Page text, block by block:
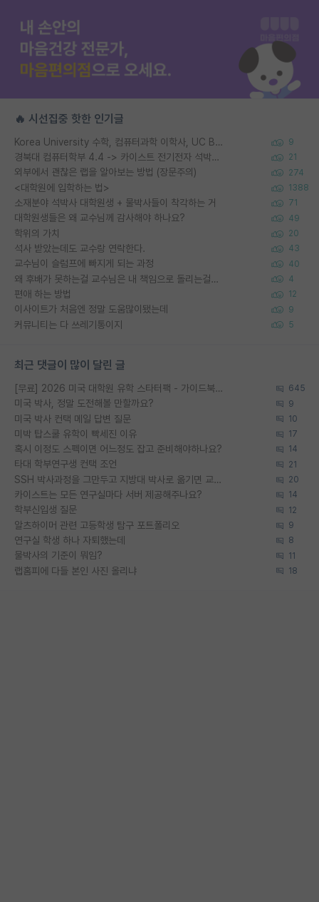
🔥 시선집중 핫한 인기글
Korea University 수학, 컴퓨터과학 이학사, UC Berkeley 산업공학 대학원 공학박사가 되는 것은 쉽지 않겠죠? 9
경북대 컴퓨터학부 4.4 -> 카이스트 전기전자 석박사통합과정 합격 21
외부에서 괜찮은 랩을 알아보는 방법 (장문주의) 274
<대학원에 입학하는 법> 1388
소재분야 석박사 대학원생 + 물박사들이 착각하는 거 71
대학원생들은 왜 교수님께 감사해야 하나요? 49
학위의 가치 20
석사 받았는데도 교수랑 연락한다. 43
교수님이 슬럼프에 빠지게 되는 과정 40
왜 후배가 못하는걸 교수님은 내 책임으로 돌리는걸까요? 4
편애 하는 방법 12
이사이트가 처음엔 정말 도움많이됐는데 9
커뮤니티는 다 쓰레기통이지 5
최근 댓글이 많이 달린 글
[무료] 2026 미국 대학원 유학 스타터팩 - 가이드북 & 합격자 컨택메일 템플릿 645
미국 박사, 정말 도전해볼 만할까요? 9
미국 박사 컨택 메일 답변 질문 10
미박 탑스쿨 유학이 빡세진 이유 17
혹시 이정도 스펙이면 어느정도 잡고 준비해야하나요? 14
타대 학부연구생 컨택 조언 21
SSH 박사과정을 그만두고 지방대 박사로 옮기면 교수의 꿈은 끝일까요? 20
카이스트는 모든 연구실마다 서버 제공해주나요? 14
학부신입생 질문 12
알츠하이머 관련 고등학생 탐구 포트폴리오 9
연구실 학생 하나 자퇴했는데 8
물박사의 기준이 뭐임? 11
랩홈피에 다들 본인 사진 올리냐 18